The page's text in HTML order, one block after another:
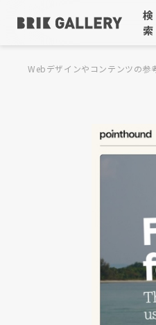
検
索
Webデザインやコンテンツの参